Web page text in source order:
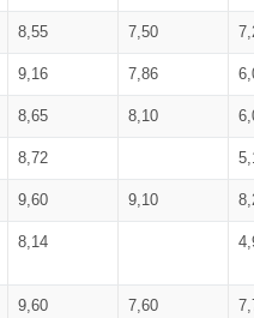
8,55 7,50
9,16 7,86
8,65 8,10
8,72
9,60 9,10
8,14
9,60 7,60